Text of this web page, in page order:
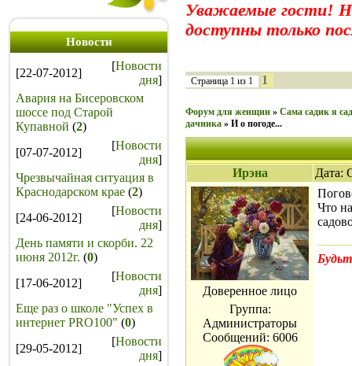
Новости
[22-07-2012]
[Новости
дня]
Авария на Бисеровском
шоссе под Старой
Купавной (2)
[07-07-2012]
[Новости
дня]
Чрезвычайная ситуация в
Краснодарском крае (2)
[24-06-2012]
[Новости
дня]
День памяти и скорби. 22
июня 2012г. (0)
[17-06-2012]
[Новости
дня]
Еще раз о школе "Успех в
интернет PRO100" (0)
[29-05-2012]
[Новости
дня]
Уважаемые гости!
доступны только
Страница 1 из 1 1
Форум для женщин » Сама садик я
дачника » И о погоде...
Ирэна Дата:
Доверенное лицо
Группа:
Администраторы
Сообщений: 6006
Что